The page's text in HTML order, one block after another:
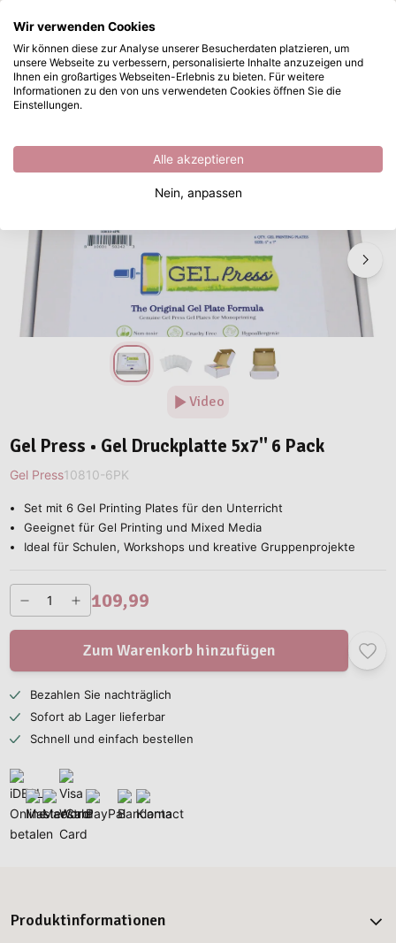
Zum Hauptinhalt springen
Sofort ab Lager lieferbar Gel Press • Gel Druckplatte 5x7'' 6 Pack
/ Gel Press / Gel Press • Gel Druckplatte 5x7'' 6 Pack
Video
Gel Press • Gel Druckplatte 5x7'' 6 Pack
Gel Press10810-6PK
Set mit 6 Gel Printing Plates für den Unterricht
Geeignet für Gel Printing und Mixed Media
Ideal für Schulen, Workshops und kreative Gruppenprojekte
109,99
Zum Warenkorb hinzufügen
Bezahlen Sie nachträglich
Sofort ab Lager lieferbar
Schnell und einfach bestellen
Produktinformationen
Wonach suchen Sie?
Wir verwenden Cookies
Wir können diese zur Analyse unserer Besucherdaten platzieren, um
unsere Webseite zu verbessern, personalisierte Inhalte anzuzeigen und
Ihnen ein großartiges Webseiten-Erlebnis zu bieten. Für weitere
Informationen zu den von uns verwendeten Cookies öffnen Sie die
Einstellungen.
Alle akzeptieren
Nein, anpassen